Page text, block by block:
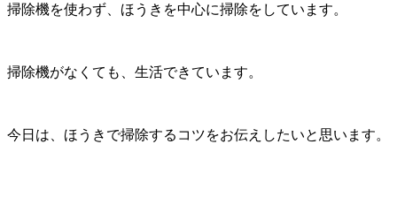
掃除機を使わず、ほうきを中心に掃除をしています。
掃除機がなくても、生活できています。
今日は、ほうきで掃除するコツをお伝えしたいと思います。